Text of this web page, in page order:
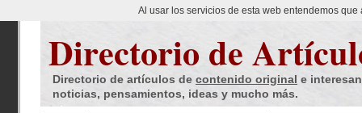
Directorio de
Directorio de artículos de contenido original e
noticias, pensamientos, ideas y mucho más.
Al usar los servicios de esta web entendemos